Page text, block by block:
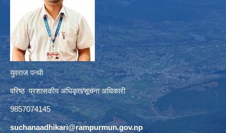
युवराज पन्थी
वरिष्ठ प्रशासकीय अधिकृत/सूचना अधिकारी
9857074145
suchanaadhikari@rampurmun.gov.np